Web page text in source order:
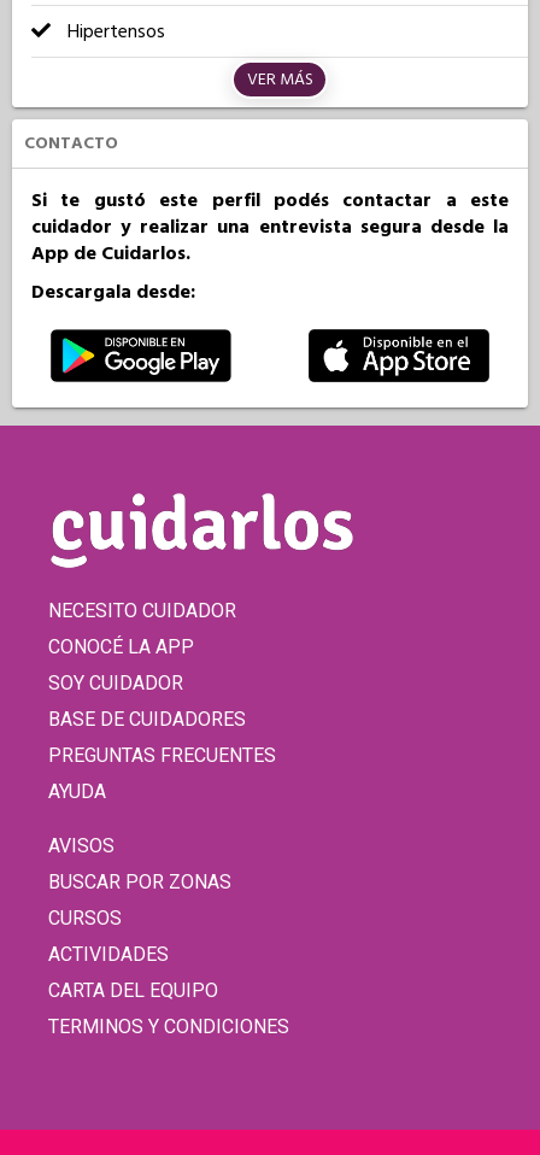
Hipertensos
VER MÁS
CONTACTO
Si te gustó este perfil podés contactar a este
cuidador y realizar una entrevista segura desde la
App de Cuidarlos.
Descargala desde:
NECESITO CUIDADOR
CONOCÉ LA APP
SOY CUIDADOR
BASE DE CUIDADORES
PREGUNTAS FRECUENTES
AYUDA
AVISOS
BUSCAR POR ZONAS
CURSOS
ACTIVIDADES
CARTA DEL EQUIPO
TERMINOS Y CONDICIONES